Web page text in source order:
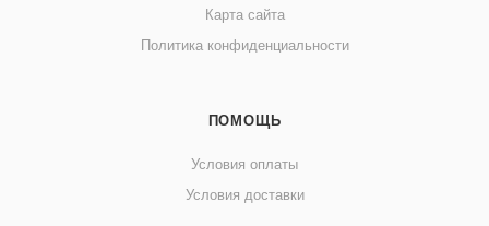
Карта сайта
Политика конфиденциальности
ПОМОЩЬ
Условия оплаты
Условия доставки